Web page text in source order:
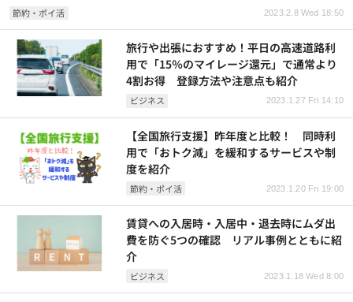
節約・ポイ活 2023.2.8 Wed 18:50
ビジネス 2023.1.27 Fri 14:10
旅行や出張におすすめ！平日の高速道路利
用で「15％のマイレージ還元」で通常より
4割お得 登録方法や注意点も紹介
節約・ポイ活 2023.1.20 Fri 19:00
【全国旅行支援】昨年度と比較！ 同時利
用で「おトク減」を緩和するサービスや制
度を紹介
ビジネス 2023.1.18 Wed 8:00
賃貸への入居時・入居中・退去時にムダ出
費を防ぐ5つの確認 リアル事例とともに紹
介